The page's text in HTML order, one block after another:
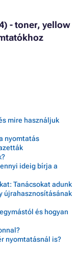
- toner, yellow
mire használjuk
nyomtatás
ideig bírja a
Tanácsokat adunk
újrahasznosításának
és hogyan
nyomtatásnál is?